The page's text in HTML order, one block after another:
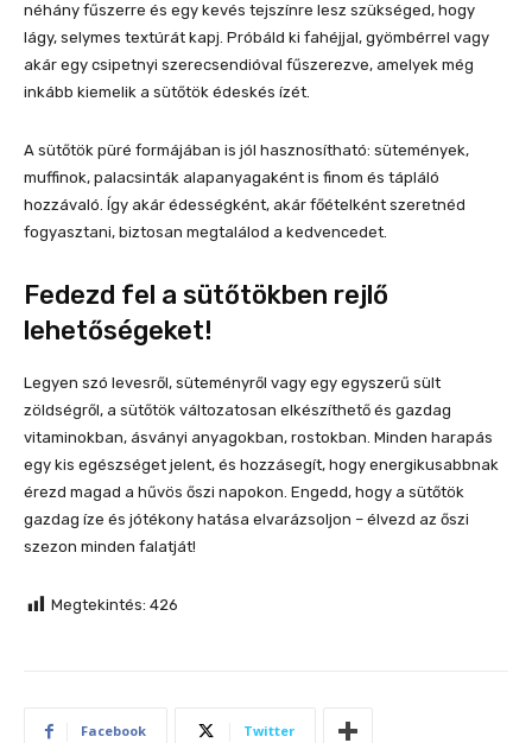
néhány fűszerre és egy kevés tejszínre lesz szükséged, hogy
lágy, selymes textúrát kapj. Próbáld ki fahéjjal, gyömbérrel vagy
akár egy csipetnyi szerecsendióval fűszerezve, amelyek még
inkább kiemelik a sütőtök édeskés ízét.
A sütőtök püré formájában is jól hasznosítható: sütemények,
muffinok, palacsinták alapanyagaként is finom és tápláló
hozzávaló. Így akár édességként, akár főételként szeretnéd
fogyasztani, biztosan megtalálod a kedvencedet.
Fedezd fel a sütőtökben rejlő
lehetőségeket!
Legyen szó levesről, süteményről vagy egy egyszerű sült
zöldségről, a sütőtök változatosan elkészíthető és gazdag
vitaminokban, ásványi anyagokban, rostokban. Minden harapás
egy kis egészséget jelent, és hozzásegít, hogy energikusabbnak
érezd magad a hűvös őszi napokon. Engedd, hogy a sütőtök
gazdag íze és jótékony hatása elvarázsoljon – élvezd az őszi
szezon minden falatját!
Megtekintés: 426
Facebook Twitter